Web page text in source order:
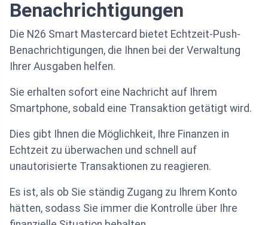
Benachrichtigungen
Die N26 Smart Mastercard bietet Echtzeit-Push-
Benachrichtigungen, die Ihnen bei der Verwaltung
Ihrer Ausgaben helfen.
Sie erhalten sofort eine Nachricht auf Ihrem
Smartphone, sobald eine Transaktion getätigt wird.
Dies gibt Ihnen die Möglichkeit, Ihre Finanzen in
Echtzeit zu überwachen und schnell auf
unautorisierte Transaktionen zu reagieren.
Es ist, als ob Sie ständig Zugang zu Ihrem Konto
hätten, sodass Sie immer die Kontrolle über Ihre